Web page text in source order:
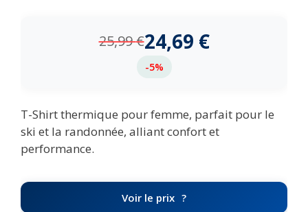
25,99€24,69 €
-5%
T-Shirt thermique pour femme, parfait pour le
ski et la randonnée, alliant confort et
performance.
Voir le prix